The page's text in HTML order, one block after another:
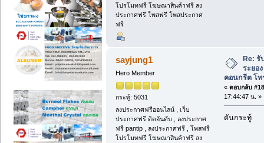
โปรโมทฟรี โฆษณาสินค้าฟรี ลง
ประกาศฟรี โพสฟรี โพสประกาศ
ฟรี
sayjung1
Hero Member
กระทู้: 5031
ลงประกาศฟรีออนไลน์ , เว็บ
ประกาศฟรี ติดอันดับ , ลงประกาศ
ฟรี pantip , ลงประกาศฟรี , โพสฟรี
โปรโมทฟรี โฆษณาสินค้าฟรี ลง
Re: รั
ระยอ
คอนกรีต โท
« ตอบกลับ
17:44:47 น. »
ดันกระทู้